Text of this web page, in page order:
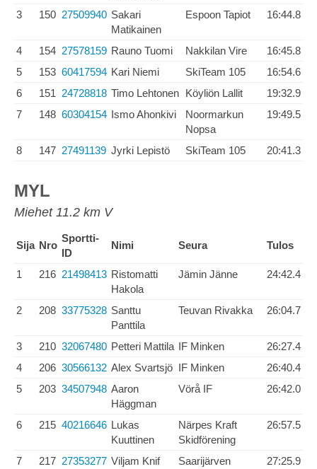
3 150 27509940 Sakari
Matikainen
Espoon Tapiot 16:44.8
4 154 27578159 Rauno Tuomi Nakkilan Vire
16:45.8
5
153 60417594 Kari Niemi SkiTeam 105
16:54.6
6
151 24728818 Timo Lehtonen Köyliön Lallit
19:32.9
7
148 60304154 Ismo Ahonkivi
Noormarkun
Nopsa
19:49.5
8 147 27491139 Jyrki Lepistö SkiTeam 105 20:41.3
MYL
Miehet 11.2 km V
Sija Nro
Sportti-
ID
Nimi Seura Tulos
1 216 21498413 Ristomatti
Hakola
Jämin Jänne 24:42.4
2 208 33775328 Santtu
Panttila
Teuvan Rivakka 26:04.7
3 210 32067480 Petteri Mattila IF Minken
26:27.4
4
206 30566132 Alex Svartsjö IF Minken
26:40.4
5
203 34507948 Aaron
Häggman
Vörå IF 26:42.0
6 215 40216646 Lukas
Kuuttinen
Närpes Kraft
Skidförening
26:57.5
7 217 27353277 Viljam Knif
Saarijärven
27:25.9